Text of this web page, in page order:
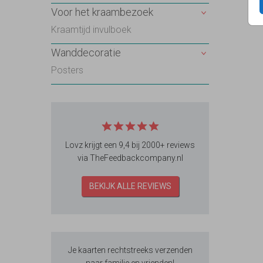
Voor het kraambezoek
Kraamtijd invulboek
Wanddecoratie
Posters
Lovz krijgt een 9,4 bij 2000+ reviews
via TheFeedbackcompany.nl
BEKIJK ALLE REVIEWS
Je kaarten rechtstreeks verzenden